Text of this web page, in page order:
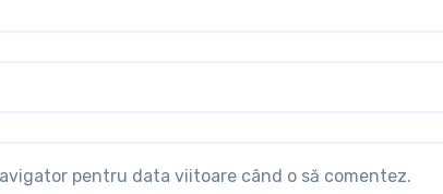
pentru data viitoare când o să comentez.